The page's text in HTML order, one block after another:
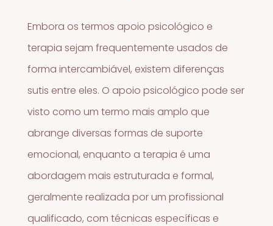
Embora os termos apoio psicológico e
terapia sejam frequentemente usados de
forma intercambiável, existem diferenças
sutis entre eles. O apoio psicológico pode ser
visto como um termo mais amplo que
abrange diversas formas de suporte
emocional, enquanto a terapia é uma
abordagem mais estruturada e formal,
geralmente realizada por um profissional
qualificado, com técnicas específicas e